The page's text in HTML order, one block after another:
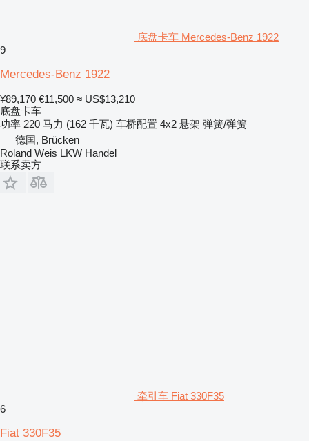
底盘卡车 Mercedes-Benz 1922
9
Mercedes-Benz 1922
¥89,170 €11,500 ≈ US$13,210
底盘卡车
功率 220 马力 (162 千瓦) 车桥配置 4x2 悬架 弹簧/弹簧
德国, Brücken
Roland Weis LKW Handel
联系卖方
牵引车 Fiat 330F35
6
Fiat 330F35